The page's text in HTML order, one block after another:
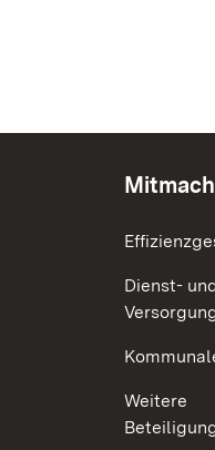
Dienst-
Weitere